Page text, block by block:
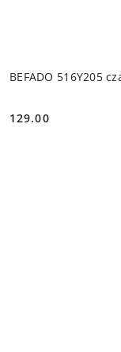
BEFADO 516Y205
Cena:
129.00